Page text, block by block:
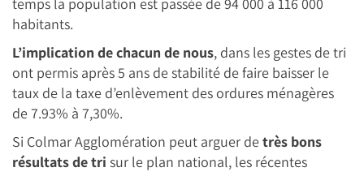
habitants.
L’implication de chacun de nous, dans les gestes de tri
ont permis après 5 ans de stabilité de faire baisser le
taux de la taxe d’enlèvement des ordures ménagères
de 7.93% à 7,30%.
Si Colmar Agglomération peut arguer detrès bons
résultats de tri sur le plan national, les récentes